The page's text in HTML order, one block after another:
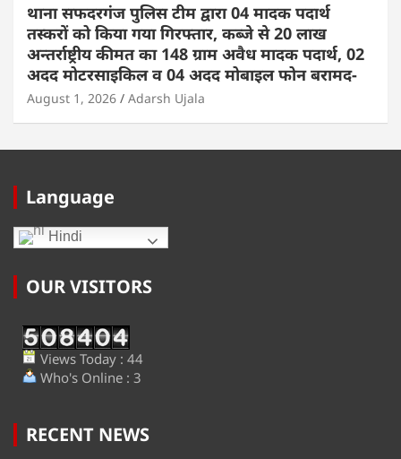
थाना सफदरगंज पुलिस टीम द्वारा 04 मादक पदार्थ
तस्करों को किया गया गिरफ्तार, कब्जे से 20 लाख
अन्तर्राष्ट्रीय कीमत का 148 ग्राम अवैध मादक पदार्थ, 02
अदद मोटरसाइकिल व 04 अदद मोबाइल फोन बरामद-
August 1, 2026 Adarsh Ujala
Language
Hindi
OUR VISITORS
Views Today : 44
Who's Online : 3
RECENT NEWS